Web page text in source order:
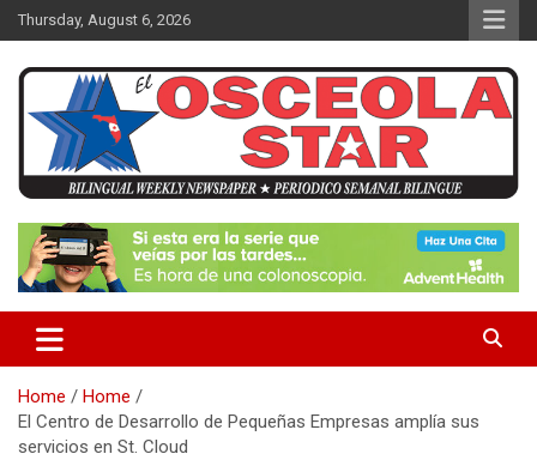
k
t
Thursday, August 6, 2026
El Osceola Star
Home
Home
El Centro de Desarrollo de Pequeñas Empresas amplía sus
servicios en St. Cloud